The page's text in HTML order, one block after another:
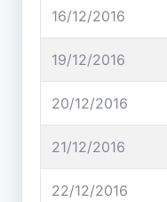
16/12/2016
19/12/2016
20/12/2016
21/12/2016
22/12/2016